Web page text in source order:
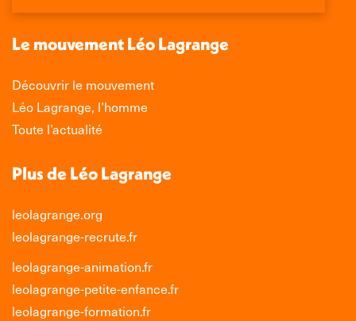
une
fenêtre
une
fenêtre
une
fenêtre
une
nouvelle
fenêtre
Le mouvement Léo Lagrange
Découvrir le mouvement
Léo Lagrange, l’homme
Toute l’actualité
Plus de Léo Lagrange
leolagrange.org
leolagrange-recrute.fr
leolagrange-animation.fr
leolagrange-petite-enfance.fr
leolagrange-formation.fr